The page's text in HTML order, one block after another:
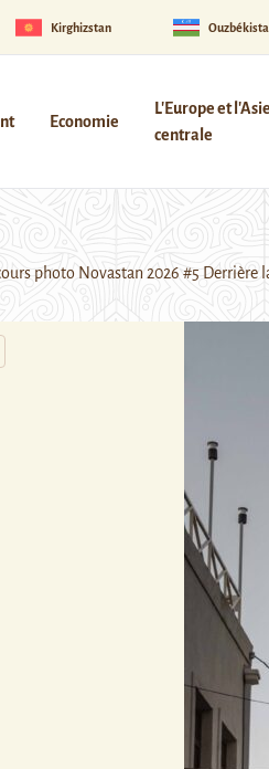
Kirghizstan
Economie
L'Europe et l'Asie
centrale
photo Novastan 2026 #5 Derrière